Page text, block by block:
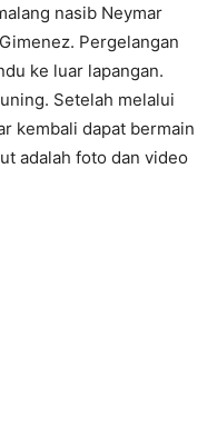
nasib Neymar
Pergelangan
ke luar lapangan.
Setelah melalui
kembali dapat bermain
adalah foto dan video